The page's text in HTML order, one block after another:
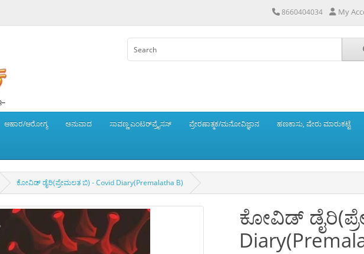
8660404034 My
ಆಹಾರ/ಆರೋಗ್ಯ ಅನುವಾದ ಸಾವಣ್ಣ ಎಂಟರ್‌ಪ್ರೈಸಸ್ ಪ್ರೇರಣಾತ್ಮಕ/ಮನೋವಿಜ್ಞಾನ ಹಣಕಾಸು, ಷೇರು ಮಾರುಕಟ್ಟೆ
ಕೋವಿಡ್ ಡೈರಿ(ಪ್ರೇಮಲತ ಬಿ) - Covid Diary(Premalatha B)
ಕೋವಿಡ್